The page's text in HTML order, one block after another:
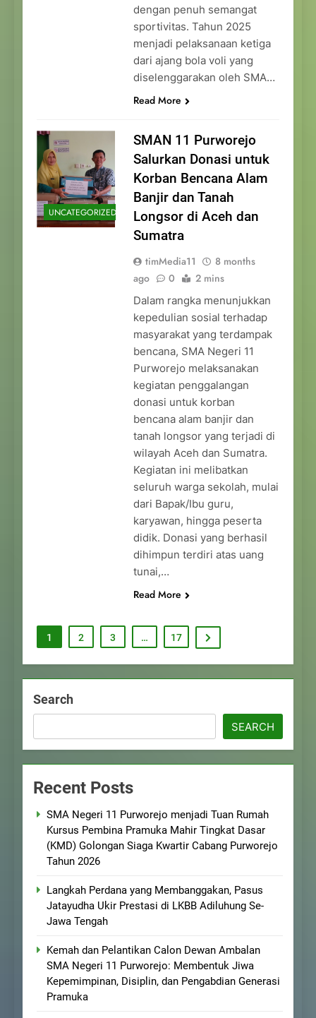
dengan penuh semangat
sportivitas. Tahun 2025
menjadi pelaksanaan ketiga
dari ajang bola voli yang
diselenggarakan oleh SMA…
Read More
UNCATEGORIZED
SMAN 11 Purworejo
Salurkan Donasi untuk
Korban Bencana Alam
Banjir dan Tanah
Longsor di Aceh dan
Sumatra
timMedia11
8 months
ago
0 2 mins
Dalam rangka menunjukkan
kepedulian sosial terhadap
masyarakat yang terdampak
bencana, SMA Negeri 11
Purworejo melaksanakan
kegiatan penggalangan
donasi untuk korban
bencana alam banjir dan
tanah longsor yang terjadi di
wilayah Aceh dan Sumatra.
Kegiatan ini melibatkan
seluruh warga sekolah, mulai
dari Bapak/Ibu guru,
karyawan, hingga peserta
didik. Donasi yang berhasil
dihimpun terdiri atas uang
tunai,…
Read More
1 2 3 … 17
Search
SEARCH
Recent Posts
SMA Negeri 11 Purworejo menjadi Tuan Rumah
Kursus Pembina Pramuka Mahir Tingkat Dasar
(KMD) Golongan Siaga Kwartir Cabang Purworejo
Tahun 2026
Langkah Perdana yang Membanggakan, Pasus
Jatayudha Ukir Prestasi di LKBB Adiluhung Se-
Jawa Tengah
Kemah dan Pelantikan Calon Dewan Ambalan
SMA Negeri 11 Purworejo: Membentuk Jiwa
Kepemimpinan, Disiplin, dan Pengabdian Generasi
Pramuka